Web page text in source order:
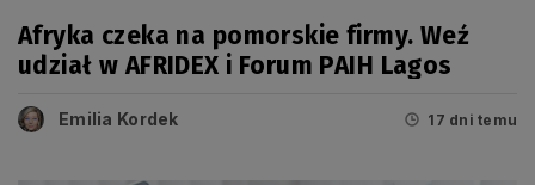
Afryka czeka na pomorskie firmy. Weź
udział w AFRIDEX i Forum PAIH Lagos
Emilia Kordek 17 dni temu